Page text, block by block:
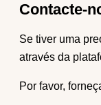
Contacte-
Se tiver uma
através da
Por favor,